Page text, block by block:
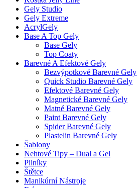
Gely Studio
Gely Extreme
AcrylGely
Base A Top Gely
Base Gely
Top Coaty
Barevné A Efektové Gely
Bezvýpotkové Barevné Gely
Quick Studio Barevné Gely
Efektové Barevné Gely
Magnetické Barevné Gely
Matné Barevné Gely
Paint Barevné Gely
Spider Barevné Gely
Plastelin Barevné Gely
Šablony
Nehtové Tipy – Dual a Gel
Pilníky
Štětce
Manikúrní Nástroje